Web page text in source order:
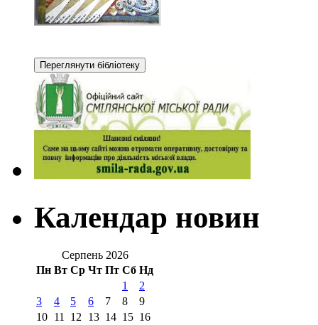
Календар новин
Серпень 2026
Пн Вт Ср Чт Пт Сб Нд
1
2
3
4 5 6 7 8
9
10 11 12 13 14 15 16